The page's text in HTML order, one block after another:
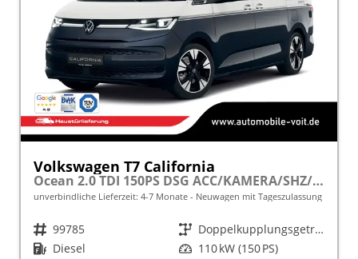
Volkswagen T7 California
Ocean 2.0 TDI 150PS DSG ACC/KAMERA/SHZ/LED/3Z.KLIMA frei konfigurierbar!
unverbindliche Lieferzeit: 4-7 Monate Neuwagen mit Tageszulassung
Fahrzeugnr. 99785 Getriebe
Doppelkupplungsgetriebe (DSG)
Kraftstoff Diesel Leistung 110 kW (150 PS)